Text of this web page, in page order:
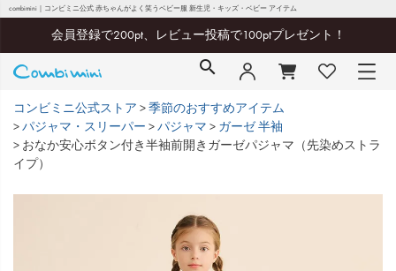
combimini｜コンビミニ公式 赤ちゃんがよく笑うベビー服 新生児・キッズ・ベビー アイテム
会員登録で200pt、レビュー投稿で100ptプレゼント！
コンビミニ公式ストア
季節のおすすめアイテム
パジャマ・スリーパー
パジャマ
ガーゼ 半袖
おなか安心ボタン付き半袖前開きガーゼパジャマ（先染めストラ
イプ）